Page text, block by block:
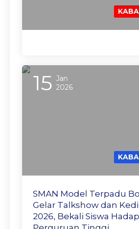
15 Jan
2026
SMAN Model Terpadu
Gelar Talkshow dan
2026, Bekali Siswa